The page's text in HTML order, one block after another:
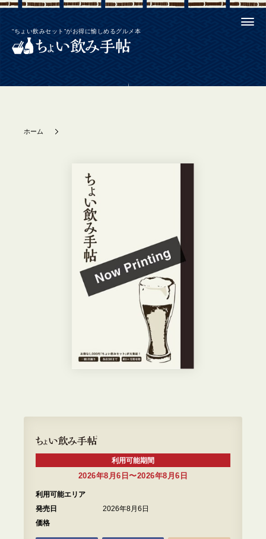
“ちょい飲みセット”がお得に愉しめるグルメ本
ホーム
利用可能期間
2026年8月6日〜2026年8月6日
利用可能エリア
発売日
2026年8月6日
価格